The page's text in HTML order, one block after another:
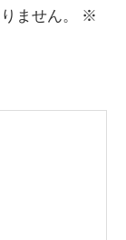
ません。
※